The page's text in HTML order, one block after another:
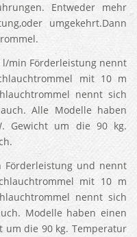
Entweder mehr
umgekehrt.Dann
l/min Förderleistung nennt
mit 10 m
nennt sich
Alle Modelle haben
Gewicht um die 90 kg.
und nennt
mit 10 m
nennt sich
Modelle haben einen
um die 90 kg. Temperatur